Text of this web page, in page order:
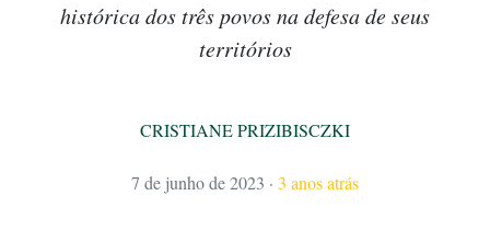
histórica dos três povos na defesa de seus
territórios
CRISTIANE PRIZIBISCZKI
7 de junho de 2023 · 3 anos atrás